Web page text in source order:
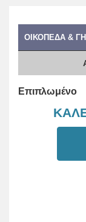
ΟΙΚΌΠΕΔΑ & ΓΗ
Επιπλωμένο